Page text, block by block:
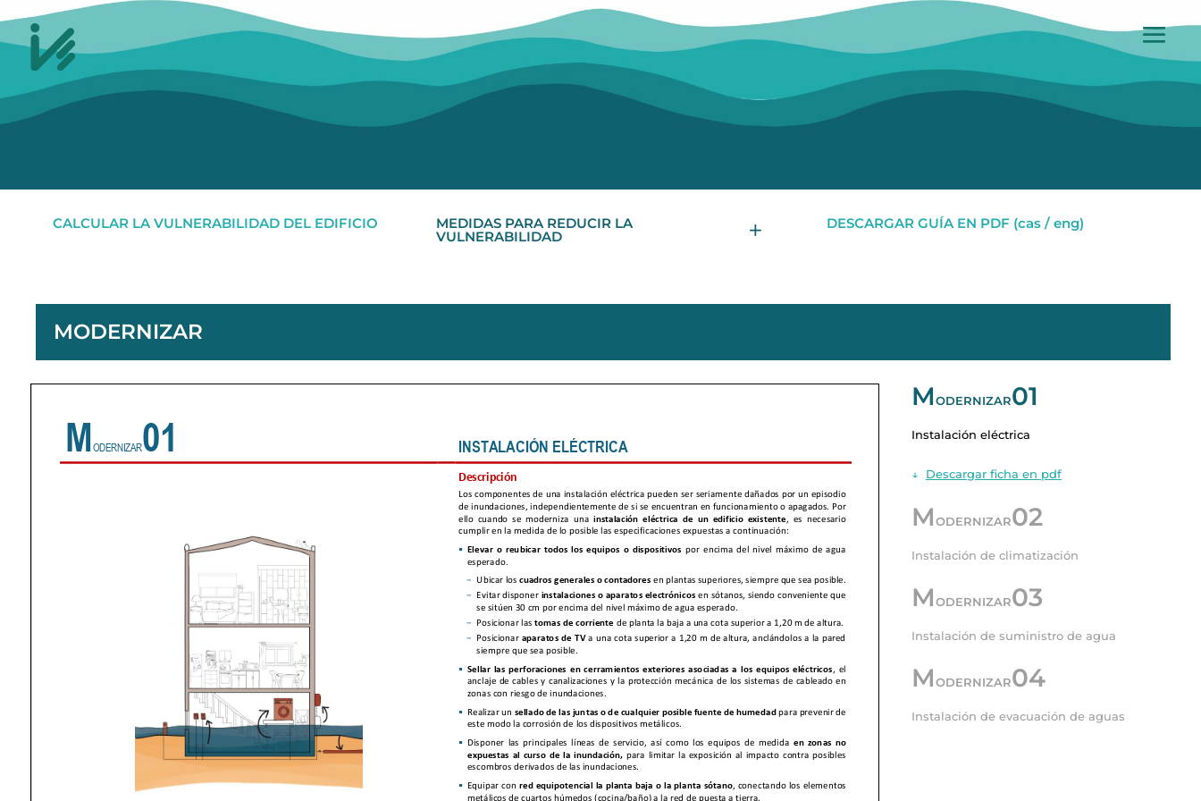
CALCULAR LA VULNERABILIDAD DEL EDIFICIO MEDIDAS PARA REDUCIR LA
VULNERABILIDAD
DESCARGAR GUÍA EN PDF (cas / eng)
MODERNIZAR
MODERNIZAR01
Instalación eléctrica
↓ Descargar ficha en pdf
MODERNIZAR02
Instalación de climatización
MODERNIZAR03
Instalación de suministro de agua
MODERNIZAR04
Instalación de evacuación de aguas